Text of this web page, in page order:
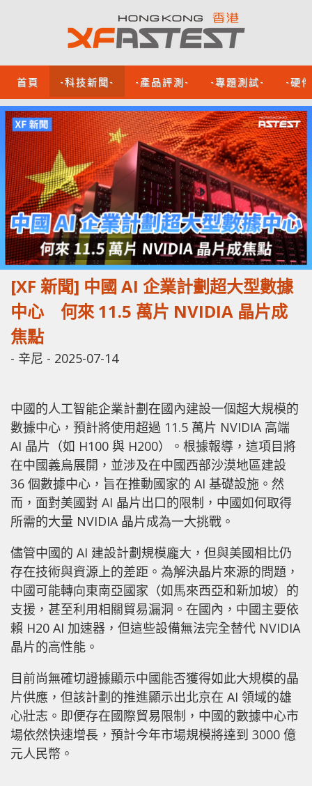
首頁 -科技新聞- -產品評測- -專題測試- -硬
[XF 新聞] 中國 AI 企業計劃超大型數據
中心 何來 11.5 萬片 NVIDIA 晶片成
焦點
- 辛尼 - 2025-07-14
中國的人工智能企業計劃在國內建設一個超大規模的
數據中心，預計將使用超過 11.5 萬片 NVIDIA 高端
AI 晶片（如 H100 與 H200）。根據報導，這項目將
在中國義烏展開，並涉及在中國西部沙漠地區建設
36 個數據中心，旨在推動國家的 AI 基礎設施。然
而，面對美國對 AI 晶片出口的限制，中國如何取得
所需的大量 NVIDIA 晶片成為一大挑戰。
儘管中國的 AI 建設計劃規模龐大，但與美國相比仍
存在技術與資源上的差距。為解決晶片來源的問題，
中國可能轉向東南亞國家（如馬來西亞和新加坡）的
支援，甚至利用相關貿易漏洞。在國內，中國主要依
賴 H20 AI 加速器，但這些設備無法完全替代 NVIDIA
晶片的高性能。
目前尚無確切證據顯示中國能否獲得如此大規模的晶
片供應，但該計劃的推進顯示出北京在 AI 領域的雄
心壯志。即便存在國際貿易限制，中國的數據中心市
場依然快速增長，預計今年市場規模將達到 3000 億
元人民幣。